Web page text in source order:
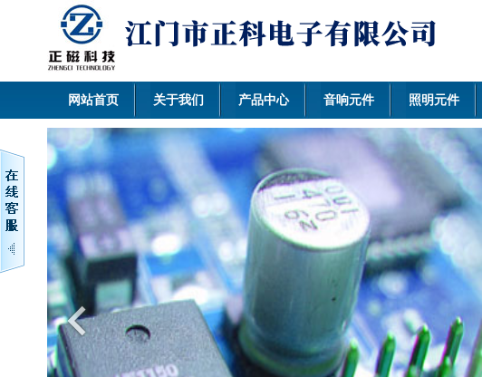
网站首页 关于我们 产品中心 音响元件 照明元件